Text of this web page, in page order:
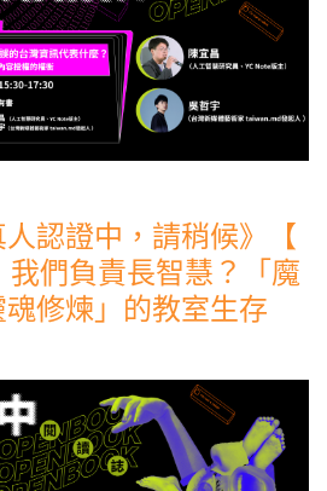
人認證中，請稍候》【
們負責長智慧？「魔
修煉」的教室生存